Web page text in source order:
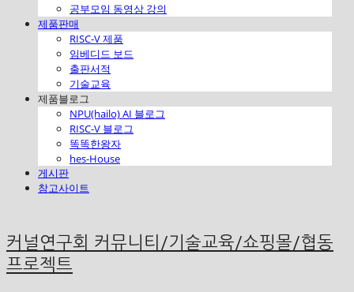
공부모임 동영상 강의
제품판매
RISC-V 제품
임베디드 보드
출판서적
기술교육
제품블로그
NPU(hailo) AI 블로그
RISC-V 블로그
똑똑한왕자
hes-House
게시판
참고사이트
커널연구회 커뮤니티/기술교육/쇼핑몰/협동
프로젝트